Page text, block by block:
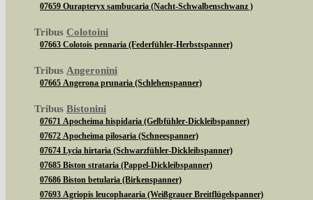
07659 Ourapteryx sambucaria (Nacht-Schwalbenschwanz )
Tribus Colotoini
07663 Colotois pennaria (Federfühler-Herbstspanner)
Tribus Angeronini
07665 Angerona prunaria (Schlehenspanner)
Tribus Bistonini
07671 Apocheima hispidaria (Gelbfühler-Dickleibspanner)
07672 Apocheima pilosaria (Schneespanner)
07674 Lycia hirtaria (Schwarzfühler-Dickleibspanner)
07685 Biston strataria (Pappel-Dickleibspanner)
07686 Biston betularia (Birkenspanner)
07693 Agriopis leucophaearia (Weißgrauer Breitflügelspanner)